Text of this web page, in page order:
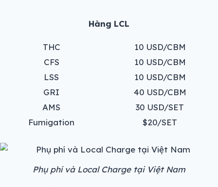
Hàng LCL
THC
10 USD/CBM
CFS
10 USD/CBM
LSS
10 USD/CBM
GRI
40 USD/CBM
AMS
30 USD/SET
Fumigation
$20/SET
Phụ phí và Local Charge tại Việt Nam